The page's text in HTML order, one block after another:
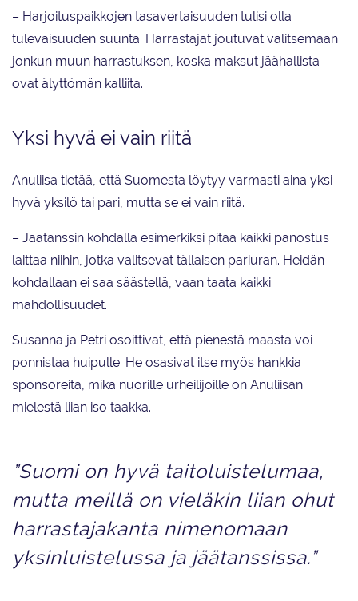
– Harjoituspaikkojen tasavertaisuuden tulisi olla
tulevaisuuden suunta. Harrastajat joutuvat valitsemaan
jonkun muun harrastuksen, koska maksut jäähallista
ovat älyttömän kalliita.
Yksi hyvä ei vain riitä
Anuliisa tietää, että Suomesta löytyy varmasti aina yksi
hyvä yksilö tai pari, mutta se ei vain riitä.
– Jäätanssin kohdalla esimerkiksi pitää kaikki panostus
laittaa niihin, jotka valitsevat tällaisen pariuran. Heidän
kohdallaan ei saa säästellä, vaan taata kaikki
mahdollisuudet.
Susanna ja Petri osoittivat, että pienestä maasta voi
ponnistaa huipulle. He osasivat itse myös hankkia
sponsoreita, mikä nuorille urheilijoille on Anuliisan
mielestä liian iso taakka.
”Suomi on hyvä taitoluistelumaa,
mutta meillä on vieläkin liian ohut
harrastajakanta nimenomaan
yksinluistelussa ja jäätanssissa.”